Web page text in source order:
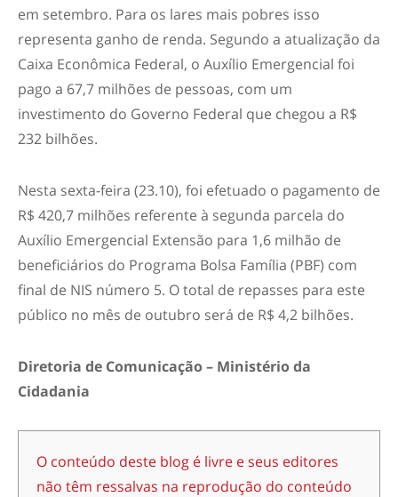
em setembro. Para os lares mais pobres isso
representa ganho de renda. Segundo a atualização da
Caixa Econômica Federal, o Auxílio Emergencial foi
pago a 67,7 milhões de pessoas, com um
investimento do Governo Federal que chegou a R$
232 bilhões.
Nesta sexta-feira (23.10), foi efetuado o pagamento de
R$ 420,7 milhões referente à segunda parcela do
Auxílio Emergencial Extensão para 1,6 milhão de
beneficiários do Programa Bolsa Família (PBF) com
final de NIS número 5. O total de repasses para este
público no mês de outubro será de R$ 4,2 bilhões.
Diretoria de Comunicação – Ministério da
Cidadania
O conteúdo deste blog é livre e seus editores
não têm ressalvas na reprodução do conteúdo